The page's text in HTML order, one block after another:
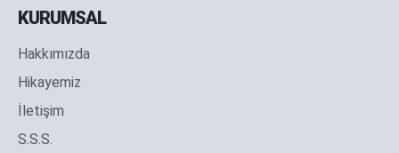
KURUMSAL
Hakkımızda
Hikayemiz
İletişim
S.S.S.